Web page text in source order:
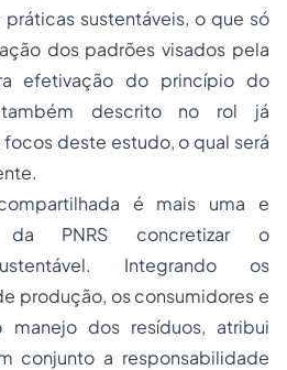
sustentáveis, o que só
dos padrões visados pela
efetivação do princípio do
também descrito no rol já
deste estudo, o qual será
é mais uma e
da PNRS concretizar o
Integrando os
produção, os consumidores e
manejo dos resíduos, atribui
conjunto a responsabilidade